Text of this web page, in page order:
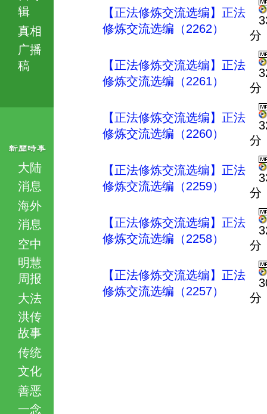
辑
真相
广播
稿
大陆
消息
海外
消息
空中
明慧
周报
大法
洪传
故事
传统
文化
善恶
一念
【正法修炼交流选编】正法
修炼交流选编（2262）
分
【正法修炼交流选编】正法
修炼交流选编（2261）
分
【正法修炼交流选编】正法
修炼交流选编（2260）
分
【正法修炼交流选编】正法
修炼交流选编（2259）
分
【正法修炼交流选编】正法
修炼交流选编（2258）
分
【正法修炼交流选编】正法
修炼交流选编（2257）
分